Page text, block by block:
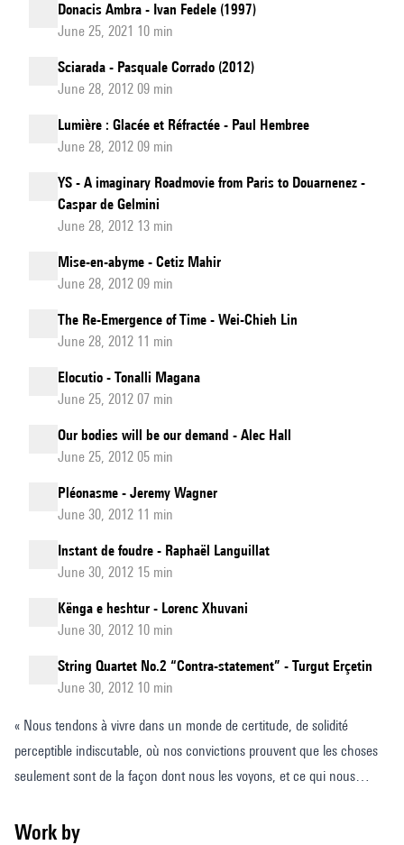
Donacis Ambra - Ivan Fedele (1997)
June 25, 2021 10 min
Sciarada - Pasquale Corrado (2012)
June 28, 2012 09 min
Lumière : Glacée et Réfractée - Paul Hembree
June 28, 2012 09 min
YS - A imaginary Roadmovie from Paris to Douarnenez -
Caspar de Gelmini
June 28, 2012 13 min
Mise-en-abyme - Cetiz Mahir
June 28, 2012 09 min
The Re-Emergence of Time - Wei-Chieh Lin
June 28, 2012 11 min
Elocutio - Tonalli Magana
June 25, 2012 07 min
Our bodies will be our demand - Alec Hall
June 25, 2012 05 min
Pléonasme - Jeremy Wagner
June 30, 2012 11 min
Instant de foudre - Raphaël Languillat
June 30, 2012 15 min
Kënga e heshtur - Lorenc Xhuvani
June 30, 2012 10 min
String Quartet No.2 “Contra-statement” - Turgut Erçetin
June 30, 2012 10 min
« Nous tendons à vivre dans un monde de certitude, de solidité
perceptible indiscutable, où nos convictions prouvent que les choses
seulement sont de la façon dont nous les voyons, et ce qui nous
situation quotidienne, notre condition culturelle, notre mode courant
Work by